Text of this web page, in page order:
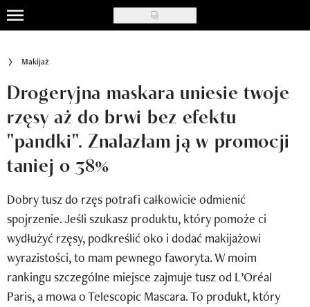
Skip
to
content
Ślub i wesele
Styl życia
Nasze akcje
Inspiracje
Recenzje kosmetyków
Klub Recenzentki
Newsy
Makijaż
Drogeryjna maskara uniesie twoje
rzęsy aż do brwi bez efektu
"pandki". Znalazłam ją w promocji
taniej o 38%
Dobry tusz do rzęs potrafi całkowicie odmienić
spojrzenie. Jeśli szukasz produktu, który pomoże ci
wydłużyć rzęsy, podkreślić oko i dodać makijażowi
wyrazistości, to mam pewnego faworyta. W moim
rankingu szczególne miejsce zajmuje tusz od L’Oréal
Paris, a mowa o Telescopic Mascara. To produkt, który